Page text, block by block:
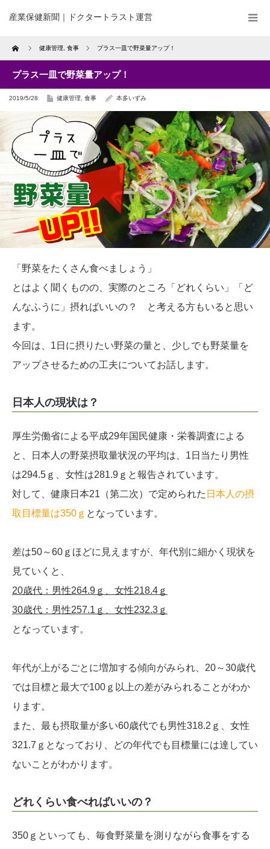
産業保健新聞｜ドクタートラスト運営
Home 健康管理 食事 プラス一皿で野菜量アップ！
プラス一皿で野菜量アップ！
2019/5/28 健康管理 食事 本多いずみ
「野菜をたくさん食べましょう」
とはよく聞くものの、実際のところ「どれくらい」「ど
んなふうに」摂ればいいの？ と考える方もいると思い
ます。
今回は、1日に摂りたい野菜の量と、少しでも野菜量を
アップさせるための工夫についてお話します。
日本人の現状は？
厚生労働省による平成29年国民健康・栄養調査による
と、日本人の野菜摂取量状況の平均は、1日当たり男性
は294.5ｇ、女性は281.9ｇと報告されています。
対して、健康日本21（第二次）で定められた 日本人の摂
取目標量は350ｇ となっています。
差は50～60ｇほどに見えますが、年代別に細かく現状を
見ていくと、
20歳代：男性264.9ｇ、女性218.4ｇ
30歳代：男性257.1ｇ、女性232.3ｇ
となっています。
年代が上がるごとに増加する傾向がみられ、20～30歳代
では目標と最大で100ｇ以上の差がみられることがわか
ります。
また、最も摂取量が多い60歳代でも男性318.2ｇ、女性
321.7ｇとなっており、どの年代でも目標量には達してい
ないことがわかります。
どれくらい食べればいいの？
350ｇといっても、毎食野菜量を測りながら食事をする